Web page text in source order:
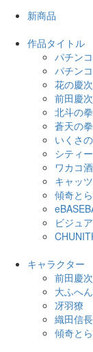
新商品
作品タイトル
パチン
パチン
花の慶次
前田慶
北斗の拳
蒼天の拳
いくさ
シティ
ワカコ酒
キャッ
傾奇と
ビジュ
キャラクター
前田慶次
大ふへ
冴羽獠
織田信長
傾奇と